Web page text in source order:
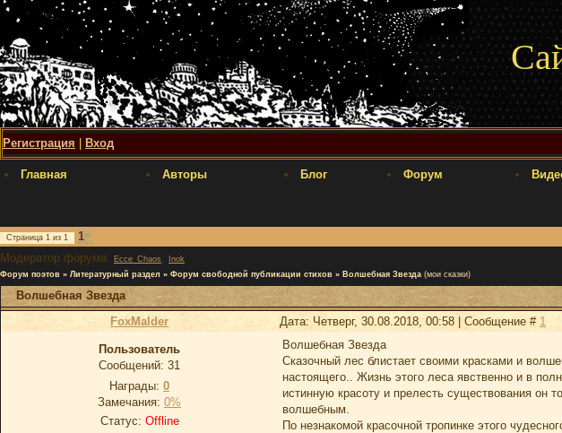
Регистрация Вход
Главная Авторы Блог Форум
Страница 1 из 1
1
Модератор форума: Ecce_Chaos ,
Inok
Форум поэтов » Литературный раздел » Форум свободной публикации стихов » Волшебная Звезда (мои сказки)
Волшебная Звезда
FoxMalder
Дата: Четверг, 30.08.2018, 00:58 | Сообщение # 1
Пользователь
Сообщений: 31
Награды: 0
Замечания: 0%
Статус: Offline
Волшебная Звезда
Сказочный лес блистает своими красками и
настоящего.. Жизнь этого леса явственно и в
истинную красоту и прелесть существования он
волшебным.
По незнакомой красочной тропинке этого